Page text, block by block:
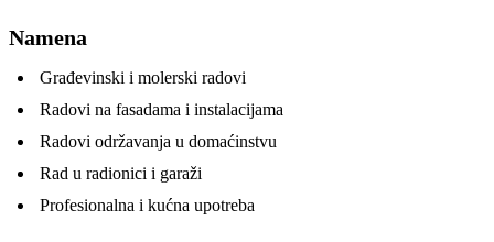
Namena
Građevinski i molerski radovi
Radovi na fasadama i instalacijama
Radovi održavanja u domaćinstvu
Rad u radionici i garaži
Profesionalna i kućna upotreba